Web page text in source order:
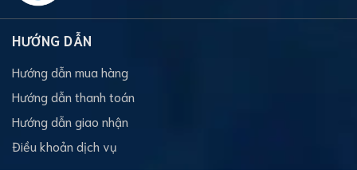
HƯỚNG DẪN
Hướng dẫn mua hàng
Hướng dẫn thanh toán
Hướng dẫn giao nhận
Điều khoản dịch vụ